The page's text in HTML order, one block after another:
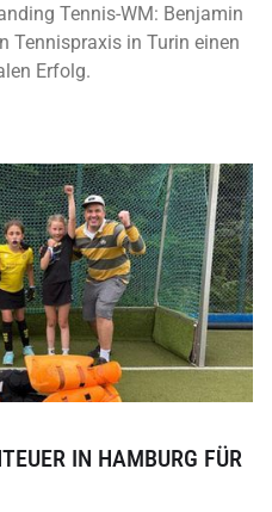
Tennis-WM: Benjamin
Tennispraxis in Turin einen
Erfolg.
IN HAMBURG FÜR